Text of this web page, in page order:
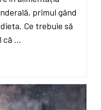
primul gând
Ce trebuie să
că …